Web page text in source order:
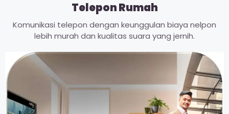
Telepon Rumah
Komunikasi telepon dengan keunggulan biaya nelpon
lebih murah dan kualitas suara yang jernih.